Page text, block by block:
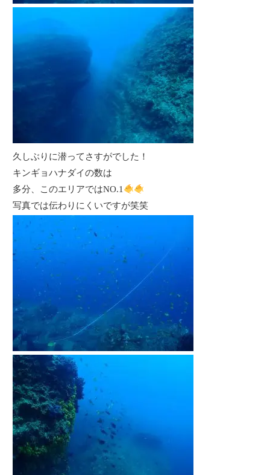
久しぶりに潜ってさすがでした！
キンギョハナダイの数は
多分、このエリアではNO.1
写真では伝わりにくいですが笑笑